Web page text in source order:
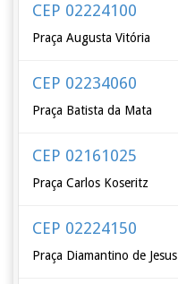
CEP 02224100
Praça Augusta Vitória
CEP 02234060
Praça Batista da Mata
CEP 02161025
Praça Carlos Koseritz
CEP 02224150
Praça Diamantino de Jesus